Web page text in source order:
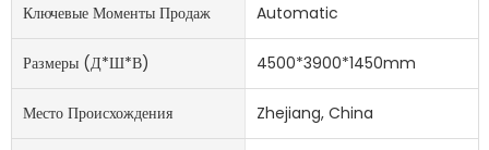
Ключевые Моменты Продаж Automatic
Размеры (д*ш*в) 4500*3900*1450mm
Место Происхождения Zhejiang, China